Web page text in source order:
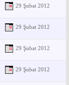
29 Şubat 2012
29 Şubat 2012
29 Şubat 2012
29 Şubat 2012